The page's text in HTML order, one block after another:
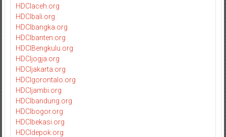
HDCIaceh.org
HDCIbali.org
HDCIbangka.org
HDCIbanten.org
HDCIBengkulu.org
HDCIjogja.org
HDCIjakarta.org
HDCIgorontalo.org
HDCIjambi.org
HDCIbandung.org
HDCIbogor.org
HDCIbekasi.org
HDCIdepok.org